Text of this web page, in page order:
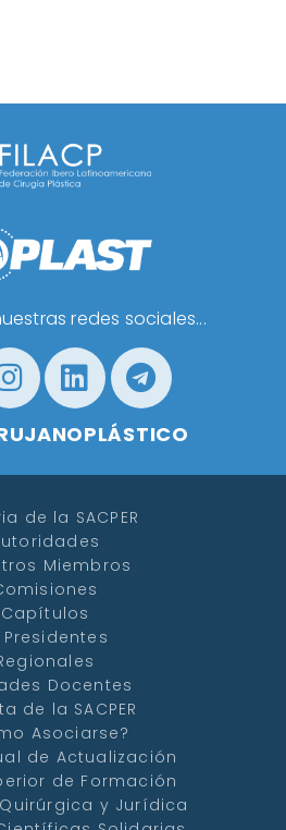
redes sociales...
de la SACPER
Miembros
Capítulos
Presidentes
Docentes
de la SACPER
Asociarse?
de Actualización
de Formación
y Jurídica